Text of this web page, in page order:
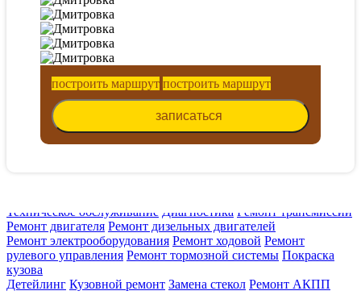
построить маршрут построить маршрут
записаться
Техническое обслуживание Диагностика Ремонт трансмиссии
Ремонт двигателя Ремонт дизельных двигателей
Ремонт электрооборудования Ремонт ходовой Ремонт
рулевого управления Ремонт тормозной системы Покраска
кузова
Детейлинг Кузовной ремонт Замена стекол Ремонт АКПП